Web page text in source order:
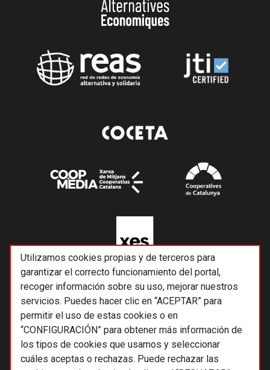
Utilizamos cookies propias y de terceros para
garantizar el correcto funcionamiento del portal,
recoger información sobre su uso, mejorar nuestros
servicios. Puedes hacer clic en “ACEPTAR” para
permitir el uso de estas cookies o en
“CONFIGURACIÓN” para obtener más información de
los tipos de cookies que usamos y seleccionar
cuáles aceptas o rechazas. Puede rechazar las